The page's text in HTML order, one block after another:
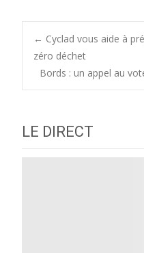
Post
← Cyclad vous aide à
zéro déchet
Bords : un appel au
LE DIRECT